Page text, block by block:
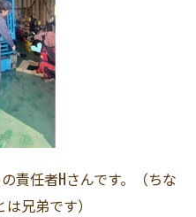
責任者Hさんです。（ちな
兄弟です）